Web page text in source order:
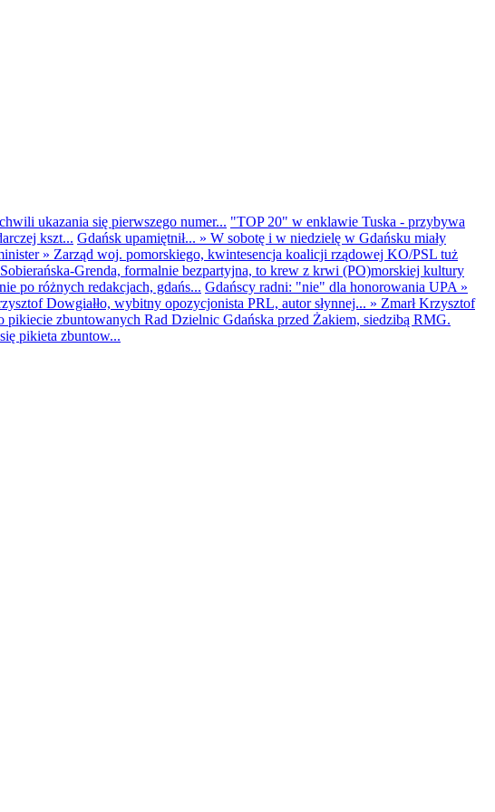
ukazania się pierwszego numer... "TOP 20" w enklawie Tuska - przybywa
kszt... Gdańsk upamiętnił... » W sobotę i w niedzielę w Gdańsku miały
» Zarząd woj. pomorskiego, kwintesencja koalicji rządowej KO/PSL tuż
Grenda, formalnie bezpartyjna, to krew z krwi (PO)morskiej kultury
po różnych redakcjach, gdańs... Gdańscy radni: "nie" dla honorowania UPA »
Dowgiałło, wybitny opozycjonista PRL, autor słynnej... » Zmarł Krzysztof
pikiecie zbuntowanych Rad Dzielnic Gdańska przed Żakiem, siedzibą RMG.
pikieta zbuntow...